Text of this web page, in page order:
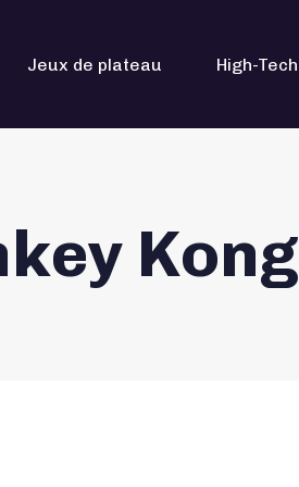
Jeux de plateau High-Tech
Kong